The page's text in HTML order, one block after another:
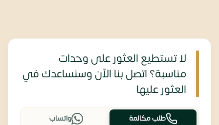
لا تستطيع العثور على وحدات
مناسبة؟ اتصل بنا الآن وسنساعدك في
العثور عليها
طلب مكالمة واتساب